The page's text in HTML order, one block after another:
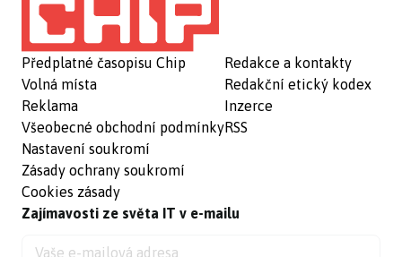
Předplatné časopisu Chip
Volná místa
Reklama
Všeobecné obchodní podmínky
Nastavení soukromí
Zásady ochrany soukromí
Cookies zásady
Redakce a kontakty
Redakční etický kodex
Inzerce
RSS
Zajímavosti ze světa IT v e-mailu